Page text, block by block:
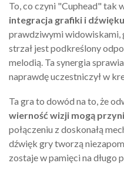
To, co czyni "Cuphead" tak
integracja grafiki i dźwięku
prawdziwymi widowiskami,
strzał jest podkreślony
melodią. Ta synergia
naprawdę uczestniczył w
Ta gra to dowód na to, że
wierność wizji mogą
połączeniu z doskonałą
dźwięk gry tworzą
zostaje w pamięci na długo